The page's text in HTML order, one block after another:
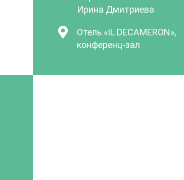
Ирина Дмитриева
Отель «IL DECAMERON»,
конференц-зал